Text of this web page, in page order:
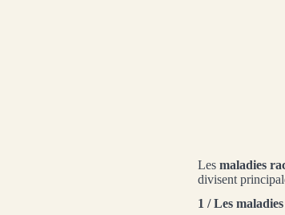
Les maladies
divisent
1 / Les